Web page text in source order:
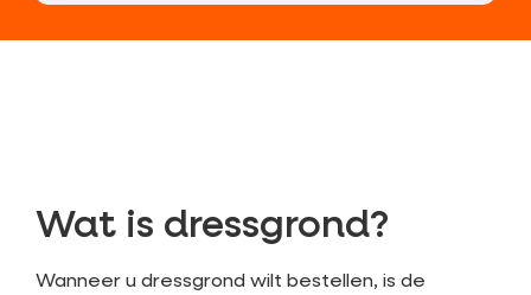
Wat is dressgrond?
Wanneer u dressgrond wilt bestellen, is de